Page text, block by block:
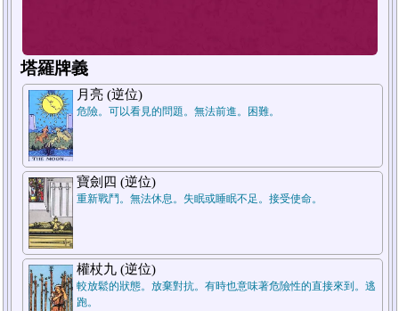
塔羅牌義
月亮 (逆位)
危險。可以看見的問題。無法前進。困難。
寶劍四 (逆位)
重新戰鬥。無法休息。失眠或睡眠不足。接受使命。
權杖九 (逆位)
較放鬆的狀態。放棄對抗。有時也意味著危險性的直接來到。逃
跑。